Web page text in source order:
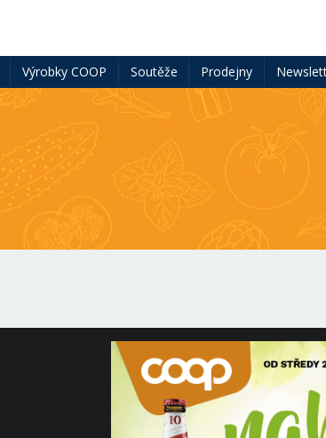
Výrobky COOP Soutěže Prodejny